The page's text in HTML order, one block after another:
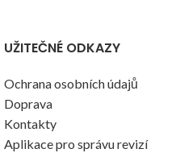
UŽITEČNÉ ODKAZY
Ochrana osobních údajů
Doprava
Kontakty
Aplikace pro správu revizí